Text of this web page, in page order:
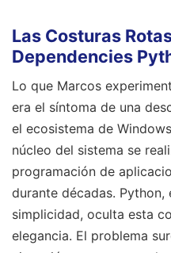
Las Costuras
Dependencies
Lo que Marcos
era el síntoma de una
el ecosistema de
núcleo del sistema se
programación de
durante décadas. Python,
simplicidad, oculta esta
elegancia. El problema